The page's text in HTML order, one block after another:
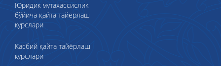
Юридик мутахассислик
бўйича қайта тайёрлаш
курслари
Касбий қайта тайёрлаш
курслари